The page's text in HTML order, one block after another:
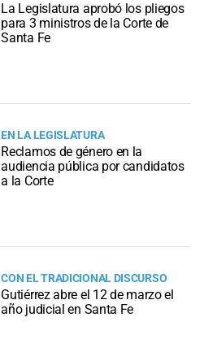
La Legislatura aprobó los pliegos
para 3 ministros de la Corte de
Santa Fe
EN LA LEGISLATURA
Reclamos de género en la
audiencia pública por candidatos
a la Corte
CON EL TRADICIONAL DISCURSO
Gutiérrez abre el 12 de marzo el
año judicial en Santa Fe